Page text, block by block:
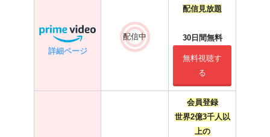
詳細ページ
配信中
配信見放題
30日間無料
無料視聴す
る
会員登録
世界2億3千人以
上の